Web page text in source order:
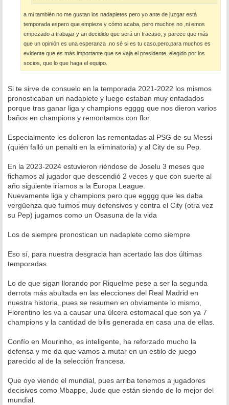
a mi también no me gustan los nadapletes pero yo ante de juzgar está
temporada espero que empieze y cómo acaba, pero muchos no ,ni emos
empezado a trabajar y an decidido que será un fracaso, y parece que más
que un opinión es una esperanza .no sé si es tu caso.pero.para muchos es
evidente que es más importante que se vaja el presidente, elegido por los
socios, que lo que haga el equipo.
Si te sirve de consuelo en la temporada 2021-2022 los mismos
pronosticaban un nadaplete y luego estaban muy enfadados
porque tras ganar liga y champions egggg que nos dieron varios
baños en champions y remontamos con flor.
Especialmente les dolieron las remontadas al PSG de su Messi
(quién falló un penalti en la eliminatoria) y al City de su Pep.
En la 2023-2024 estuvieron riéndose de Joselu 3 meses que
fichamos al jugador que descendió 2 veces y que con suerte al
año siguiente iríamos a la Europa League.
Nuevamente liga y champions pero que egggg que les daba
vergüenza que fuimos muy defensivos y contra el City (otra vez
su Pep) jugamos como un Osasuna de la vida
Los de siempre pronostican un nadaplete como siempre
Eso sí, para nuestra desgracia han acertado las dos últimas
temporadas
Lo de que sigan llorando por Riquelme pese a ser la segunda
derrota más abultada en las elecciones del Real Madrid en
nuestra historia, pues se resumen en obviamente lo mismo,
Florentino les va a causar una úlcera estomacal que son ya 7
champions y la cantidad de bilis generada en casa una de ellas.
Confío en Mourinho, es inteligente, ha reforzado mucho la
defensa y me da que vamos a mutar en un estilo de juego
parecido al de la selección francesa.
Que oye viendo el mundial, pues arriba tenemos a jugadores
decisivos como Mbappe, Jude que están siendo de lo mejor del
mundial.